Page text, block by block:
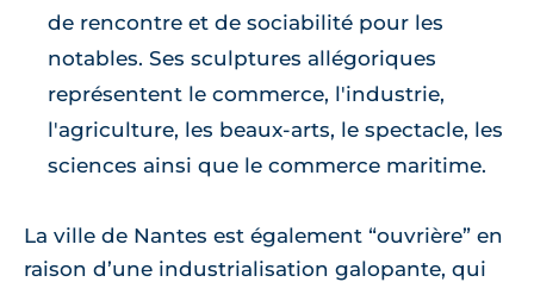
de rencontre et de sociabilité pour les
notables. Ses sculptures allégoriques
représentent le commerce, l'industrie,
l'agriculture, les beaux-arts, le spectacle, les
sciences ainsi que le commerce maritime.
La ville de Nantes est également “ouvrière” en
raison d’une industrialisation galopante, qui